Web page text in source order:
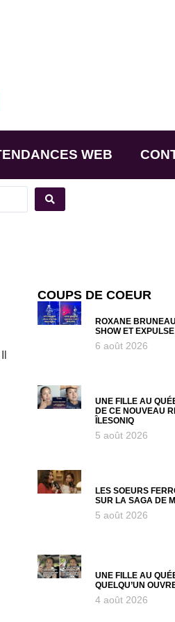
WEB
COUPS DE COEUR
ROXANE
SHOW ET
6 août 2026
UNE FILLE AU
DE CE NOUVEAU
ÎLESONIQ
5 août 2026
LES SOEURS
SUR LA SAGA DE
5 août 2026
UNE FILLE AU
QUELQU’UN
4 août 2026